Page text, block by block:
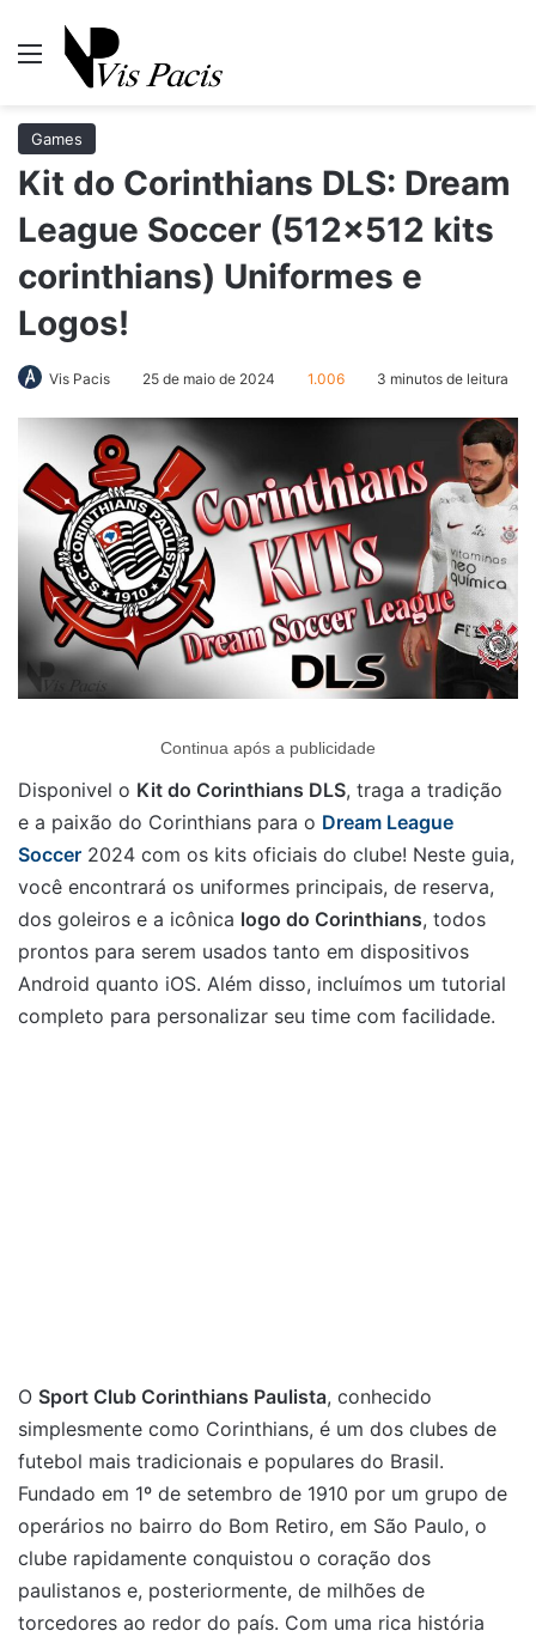
Menu
Games
Kit do Corinthians DLS: Dream
League Soccer (512×512 kits
corinthians) Uniformes e
Logos!
Vis Pacis 25 de maio de 2024 1.006 3 minutos de leitura
Continua após a publicidade
Disponivel o Kit do Corinthians DLS, traga a tradição
e a paixão do Corinthians para o Dream League
Soccer 2024 com os kits oficiais do clube! Neste guia,
você encontrará os uniformes principais, de reserva,
dos goleiros e a icônica logo do Corinthians, todos
prontos para serem usados tanto em dispositivos
Android quanto iOS. Além disso, incluímos um tutorial
completo para personalizar seu time com facilidade.
O Sport Club Corinthians Paulista, conhecido
simplesmente como Corinthians, é um dos clubes de
futebol mais tradicionais e populares do Brasil.
Fundado em 1º de setembro de 1910 por um grupo de
operários no bairro do Bom Retiro, em São Paulo, o
clube rapidamente conquistou o coração dos
paulistanos e, posteriormente, de milhões de
torcedores ao redor do país. Com uma rica história